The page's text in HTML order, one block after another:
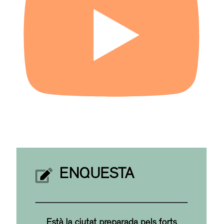
ENQUESTA